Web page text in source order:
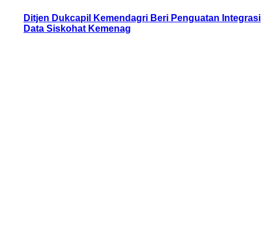
Ditjen Dukcapil Kemendagri Beri Penguatan Integrasi
Data Siskohat Kemenag